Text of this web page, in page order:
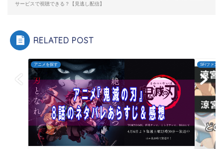
サービスで視聴できる？【見逃し配信】
RELATED POST
アニメを探す SF/ファンタ